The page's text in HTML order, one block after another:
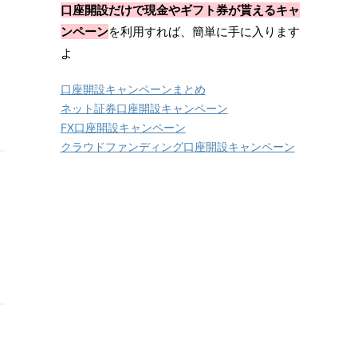
口座開設だけで現金やギフト券が貰えるキャ
ンペーンを利用すれば、簡単に手に入ります
よ
口座開設キャンペーンまとめ
ネット証券口座開設キャンペーン
FX口座開設キャンペーン
クラウドファンディング口座開設キャンペーン